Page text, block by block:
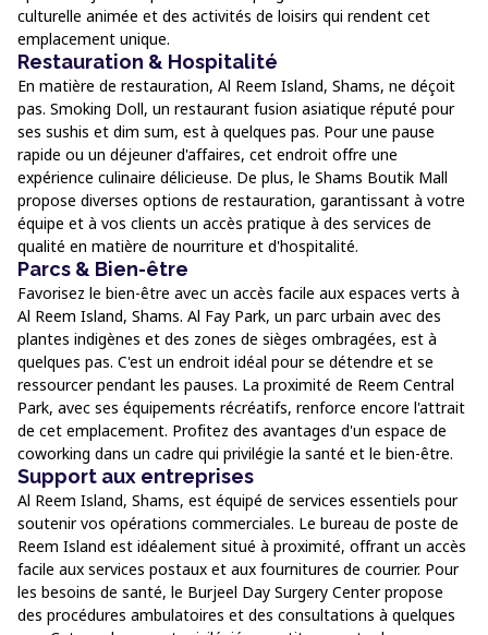
culturelle animée et des activités de loisirs qui rendent cet
emplacement unique.
Restauration & Hospitalité
En matière de restauration, Al Reem Island, Shams, ne déçoit
pas. Smoking Doll, un restaurant fusion asiatique réputé pour
ses sushis et dim sum, est à quelques pas. Pour une pause
rapide ou un déjeuner d'affaires, cet endroit offre une
expérience culinaire délicieuse. De plus, le Shams Boutik Mall
propose diverses options de restauration, garantissant à votre
équipe et à vos clients un accès pratique à des services de
qualité en matière de nourriture et d'hospitalité.
Parcs & Bien-être
Favorisez le bien-être avec un accès facile aux espaces verts à
Al Reem Island, Shams. Al Fay Park, un parc urbain avec des
plantes indigènes et des zones de sièges ombragées, est à
quelques pas. C'est un endroit idéal pour se détendre et se
ressourcer pendant les pauses. La proximité de Reem Central
Park, avec ses équipements récréatifs, renforce encore l'attrait
de cet emplacement. Profitez des avantages d'un espace de
coworking dans un cadre qui privilégie la santé et le bien-être.
Support aux entreprises
Al Reem Island, Shams, est équipé de services essentiels pour
soutenir vos opérations commerciales. Le bureau de poste de
Reem Island est idéalement situé à proximité, offrant un accès
facile aux services postaux et aux fournitures de courrier. Pour
les besoins de santé, le Burjeel Day Surgery Center propose
des procédures ambulatoires et des consultations à quelques